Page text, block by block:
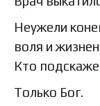
Неужели
воля и
Кто
Только Бог.